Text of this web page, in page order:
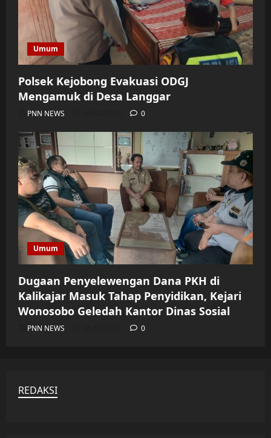
Umum
Polsek Kejobong Evakuasi ODGJ
Mengamuk di Desa Langgar
PNN NEWS 0
Umum
Dugaan Penyelewengan Dana PKH di
Kalikajar Masuk Tahap Penyidikan, Kejari
Wonosobo Geledah Kantor Dinas Sosial
PNN NEWS 0
REDAKSI